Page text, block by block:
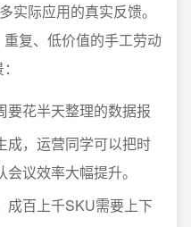
实际应用的真实反馈。
复、低价值的手工劳动
要花半天整理的数据报
成，运营同学可以把时
议效率大幅提升。
成百上千SKU需要上下